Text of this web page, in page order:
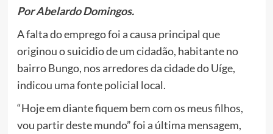
Por Abelardo Domingos.
A falta do emprego foi a causa principal que
originou o suicidio de um cidadão, habitante no
bairro Bungo, nos arredores da cidade do Uíge,
indicou uma fonte policial local.
“Hoje em diante fiquem bem com os meus filhos,
vou partir deste mundo” foi a última mensagem,